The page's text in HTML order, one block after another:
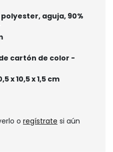
aguja, 90%
cartón de color -
x 10,5 x 1,5 cm
o regístrate si aún